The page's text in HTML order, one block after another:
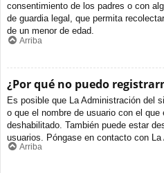
consentimiento de los padres o con
de guardia legal, que permita
de un menor de edad.
Arriba
¿Por qué no puedo
Es posible que La Administración del
o que el nombre de usuario con el
deshabilitado. También puede estar
usuarios. Póngase en contacto con La
Arriba